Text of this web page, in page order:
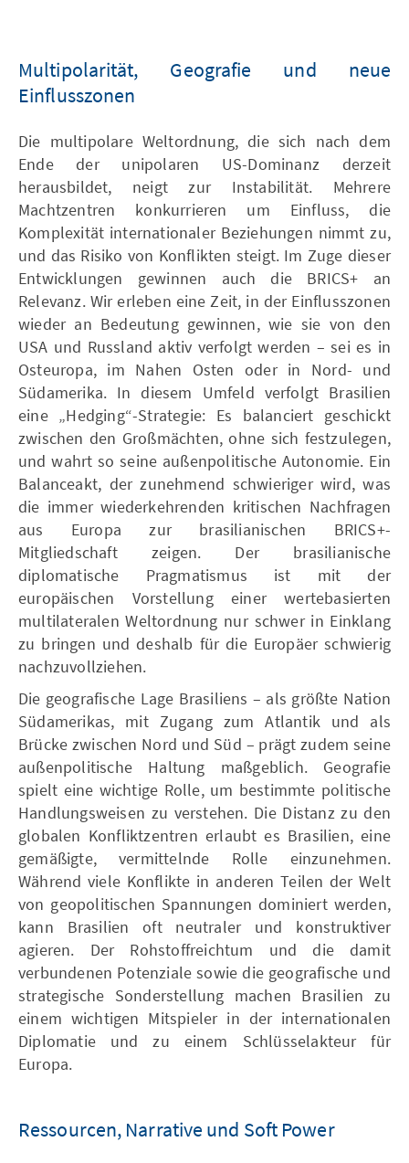
Multipolarität, Geografie und neue
Einflusszonen
Die multipolare Weltordnung, die sich nach dem
Ende der unipolaren US-Dominanz derzeit
herausbildet, neigt zur Instabilität. Mehrere
Machtzentren konkurrieren um Einfluss, die
Komplexität internationaler Beziehungen nimmt zu,
und das Risiko von Konflikten steigt. Im Zuge dieser
Entwicklungen gewinnen auch die BRICS+ an
Relevanz. Wir erleben eine Zeit, in der Einflusszonen
wieder an Bedeutung gewinnen, wie sie von den
USA und Russland aktiv verfolgt werden – sei es in
Osteuropa, im Nahen Osten oder in Nord- und
Südamerika. In diesem Umfeld verfolgt Brasilien
eine „Hedging“-Strategie: Es balanciert geschickt
zwischen den Großmächten, ohne sich festzulegen,
und wahrt so seine außenpolitische Autonomie. Ein
Balanceakt, der zunehmend schwieriger wird, was
die immer wiederkehrenden kritischen Nachfragen
aus Europa zur brasilianischen BRICS+-
Mitgliedschaft zeigen. Der brasilianische
diplomatische Pragmatismus ist mit der
europäischen Vorstellung einer wertebasierten
multilateralen Weltordnung nur schwer in Einklang
zu bringen und deshalb für die Europäer schwierig
nachzuvollziehen.
Die geografische Lage Brasiliens – als größte Nation
Südamerikas, mit Zugang zum Atlantik und als
Brücke zwischen Nord und Süd – prägt zudem seine
außenpolitische Haltung maßgeblich. Geografie
spielt eine wichtige Rolle, um bestimmte politische
Handlungsweisen zu verstehen. Die Distanz zu den
globalen Konfliktzentren erlaubt es Brasilien, eine
gemäßigte, vermittelnde Rolle einzunehmen.
Während viele Konflikte in anderen Teilen der Welt
von geopolitischen Spannungen dominiert werden,
kann Brasilien oft neutraler und konstruktiver
agieren. Der Rohstoffreichtum und die damit
verbundenen Potenziale sowie die geografische und
strategische Sonderstellung machen Brasilien zu
einem wichtigen Mitspieler in der internationalen
Diplomatie und zu einem Schlüsselakteur für
Europa.
Ressourcen, Narrative und Soft Power